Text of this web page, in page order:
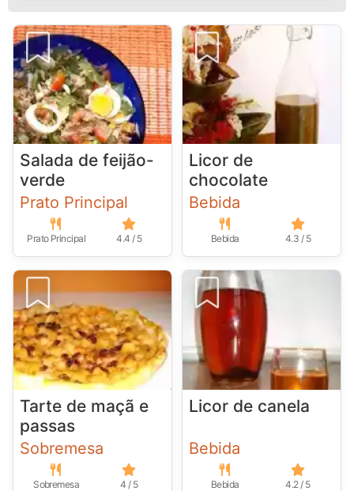
Salada de feijão-
verde
Prato Principal
Prato Principal 4.4 / 5
Licor de
chocolate
Bebida
Bebida 4.3 / 5
Tarte de maçã e
passas
Sobremesa
Sobremesa 4 / 5
Licor de canela
Bebida
Bebida 4.2 / 5